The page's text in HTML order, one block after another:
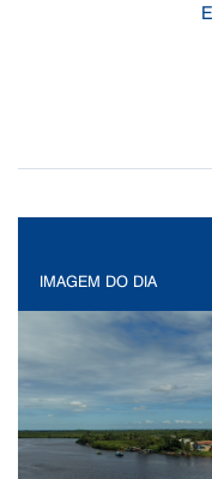
IMAGEM DO DIA